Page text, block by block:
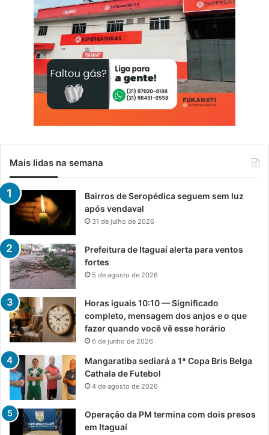
Mais lidas na semana
Bairros de Seropédica seguem sem luz
após vendaval
31 de julho de 2026
Prefeitura de Itaguaí alerta para ventos
fortes
5 de agosto de 2026
Horas iguais 10:10 — Significado
completo, mensagem dos anjos e o que
fazer quando você vê esse horário
6 de junho de 2026
Mangaratiba sediará a 1ª Copa Bris Belga
Cathala de Futebol
4 de agosto de 2026
Operação da PM termina com dois presos
em Itaguaí